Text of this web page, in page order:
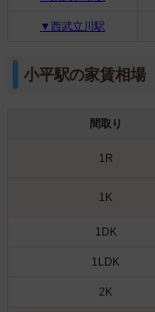
▼西武立川駅
小平駅の家賃相場
間取り
1R
1K
1DK
1LDK
2K